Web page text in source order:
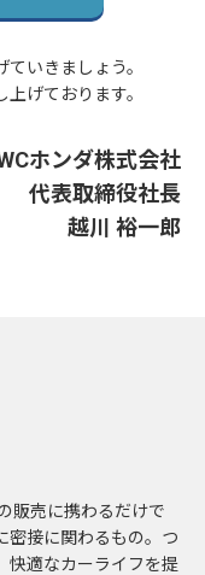
いきましょう。
げております。
ホンダ株式会社
代表取締役社長
越川 裕一郎
販売に携わるだけで
密接に関わるもの。つ
快適なカーライフを提